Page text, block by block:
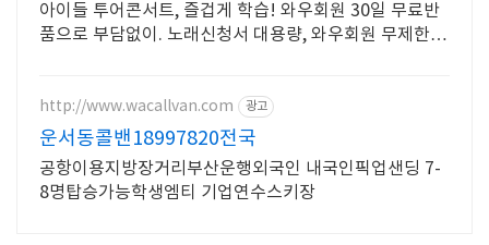
아이들 투어콘서트, 즐겁게 학습! 와우회원 30일 무료반
품으로 부담없이. 노래신청서 대용량, 와우회원 무제한
http://www.wacallvan.com 광고
운서동콜밴18997820전국
공항이용지방장거리부산운행외국인 내국인픽업샌딩 7-
8명탑승가능학생엠티 기업연수스키장